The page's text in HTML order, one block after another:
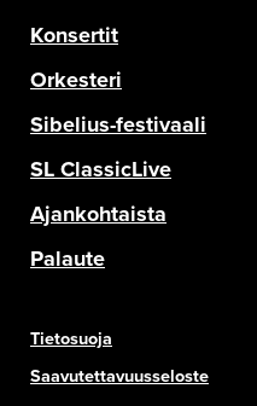
Konsertit
Orkesteri
Sibelius-festivaali
SL ClassicLive
Ajankohtaista
Palaute
Tietosuoja
Saavutettavuusseloste